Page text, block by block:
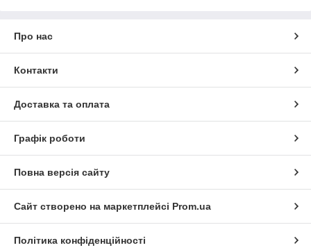
Про нас
Контакти
Доставка та оплата
Графік роботи
Повна версія сайту
Сайт створено на маркетплейсі Prom.ua
Політика конфіденційності